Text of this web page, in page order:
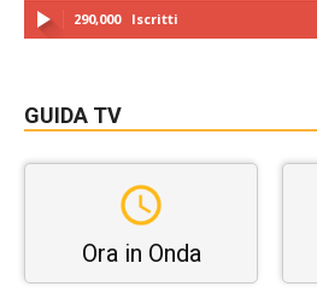
290,000 Iscritti
GUIDA TV
Ora in Onda